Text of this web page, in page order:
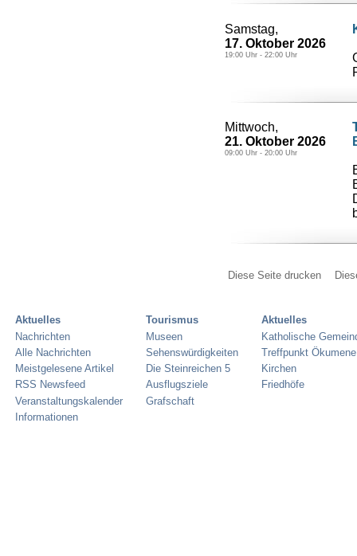
Samstag,
17. Oktober 2026
19:00 Uhr - 22:00 Uhr
Mittwoch,
21. Oktober 2026
09:00 Uhr - 20:00 Uhr
Diese Seite drucken
Aktuelles
Nachrichten
Alle Nachrichten
Meistgelesene Artikel
RSS Newsfeed
Veranstaltungskalender
Informationen
Tourismus
Museen
Sehenswürdigkeiten
Die Steinreichen 5
Ausflugsziele
Grafschaft
Aktuelles
Katholische
Treffpunkt Ökumene
Kirchen
Friedhöfe